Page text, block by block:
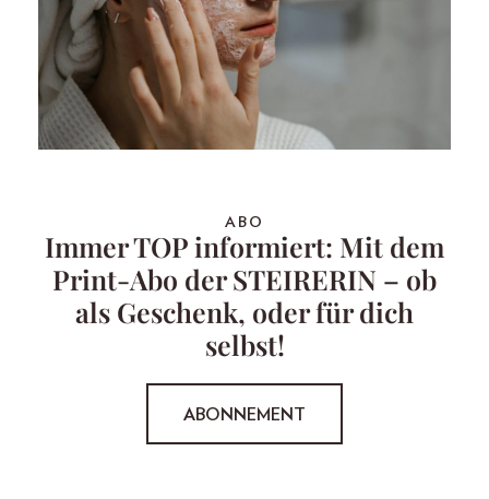
ABO
Immer TOP informiert: Mit dem
Print-Abo der STEIRERIN – ob
als Geschenk, oder für dich
selbst!
ABONNEMENT